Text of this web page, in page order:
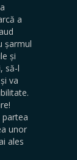
a
șarmul
și
să-l
va
unor
ales